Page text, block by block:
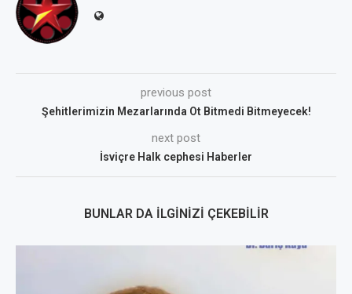
previous post
Şehitlerimizin Mezarlarında Ot Bitmedi Bitmeyecek!
next post
İsviçre Halk cephesi Haberler
BUNLAR DA İLGINIZI ÇEKEBILIR